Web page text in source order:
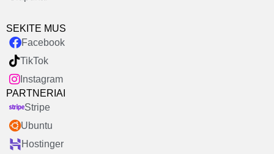
SEKITE MUS
Facebook
TikTok
Instagram
PARTNERIAI
Stripe
Ubuntu
Hostinger